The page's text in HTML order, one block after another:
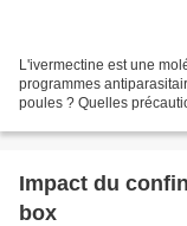
L'ivermectine est une
programmes
poules ? Quelles
Impact du
box